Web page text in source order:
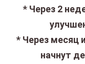
* Через 2
* Через месяц
начнут